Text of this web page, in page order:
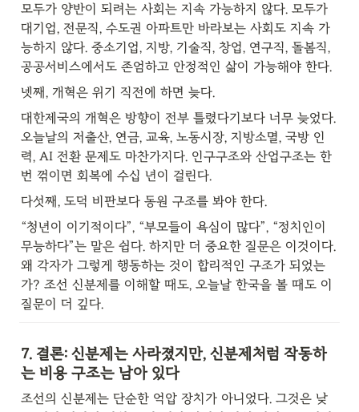
모두가 양반이 되려는 사회는 지속 가능하지 않다. 모두가
대기업, 전문직, 수도권 아파트만 바라보는 사회도 지속 가
능하지 않다. 중소기업, 지방, 기술직, 창업, 연구직, 돌봄직,
공공서비스에서도 존엄하고 안정적인 삶이 가능해야 한다.
넷째, 개혁은 위기 직전에 하면 늦다.
대한제국의 개혁은 방향이 전부 틀렸다기보다 너무 늦었다.
오늘날의 저출산, 연금, 교육, 노동시장, 지방소멸, 국방 인
력, AI 전환 문제도 마찬가지다. 인구구조와 산업구조는 한
번 꺾이면 회복에 수십 년이 걸린다.
다섯째, 도덕 비판보다 동원 구조를 봐야 한다.
“청년이 이기적이다”, “부모들이 욕심이 많다”, “정치인이
무능하다”는 말은 쉽다. 하지만 더 중요한 질문은 이것이다.
왜 각자가 그렇게 행동하는 것이 합리적인 구조가 되었는
가? 조선 신분제를 이해할 때도, 오늘날 한국을 볼 때도 이
질문이 더 깊다.
7. 결론: 신분제는 사라졌지만, 신분제처럼 작동하
는 비용 구조는 남아 있다
조선의 신분제는 단순한 억압 장치가 아니었다. 그것은 낮